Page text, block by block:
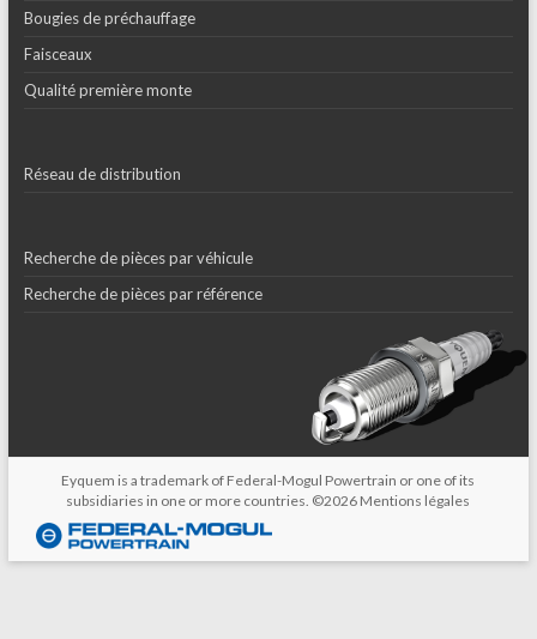
Bougies de préchauffage
Faisceaux
Qualité première monte
Réseau de distribution
Recherche de pièces par véhicule
Recherche de pièces par référence
Eyquem is a trademark of Federal-Mogul Powertrain or one of its
subsidiaries in one or more countries. ©2026 Mentions légales